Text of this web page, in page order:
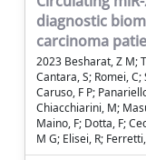
diagnostic
carcinoma
2023 Besharat, Z M;
Cantara, S; Romei,
Caruso, F P;
Chiacchiarini, M;
Maino, F; Dotta, F;
M G; Elisei, R;